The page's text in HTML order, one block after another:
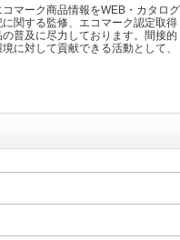
マーク商品情報をWEB・カタログ
関する監修、エコマーク認定取得
普及に尽力しております。間接的
に対して貢献できる活動として、